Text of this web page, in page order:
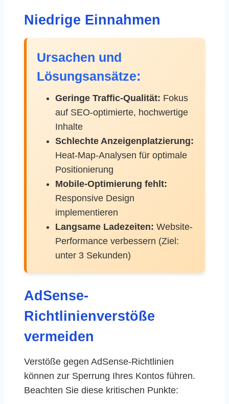
Niedrige Einnahmen
Ursachen und
Lösungsansätze:
Geringe Traffic-Qualität: Fokus
auf SEO-optimierte, hochwertige
Inhalte
Schlechte Anzeigenplatzierung:
Heat-Map-Analysen für optimale
Positionierung
Mobile-Optimierung fehlt:
Responsive Design
implementieren
Langsame Ladezeiten: Website-
Performance verbessern (Ziel:
unter 3 Sekunden)
AdSense-
Richtlinienverstöße
vermeiden
Verstöße gegen AdSense-Richtlinien
können zur Sperrung Ihres Kontos führen.
Beachten Sie diese kritischen Punkte: